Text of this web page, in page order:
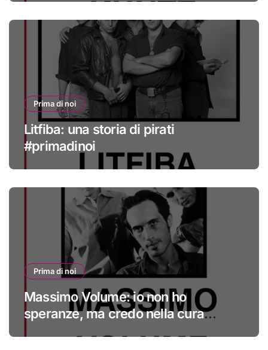
Prima di noi
Litfiba: una storia di pirati
#primadinoi
Prima di noi
Massimo Volume: io non ho
speranze, ma credo nella cura